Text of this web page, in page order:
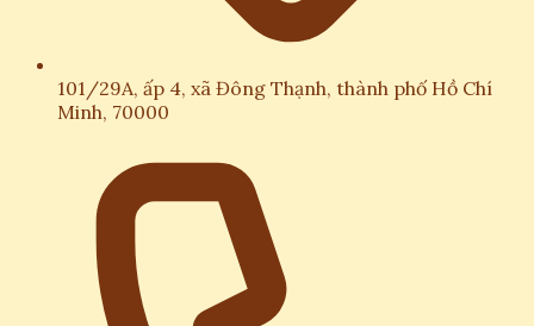
101/29A, ấp 4, xã Đông Thạnh, thành phố Hồ Chí
Minh, 70000